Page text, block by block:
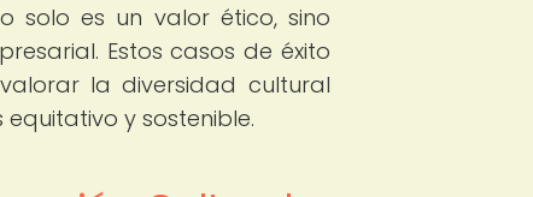
solo es un valor ético, sino
Estos casos de éxito
la diversidad cultural
y sostenible.